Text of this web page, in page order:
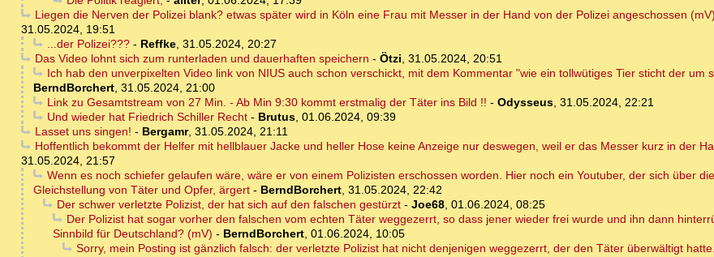
Liegen die Nerven der Polizei blank? etwas später wird in Köln eine Frau mit Messer in der Hand von der Polizei angeschossen (mV)
31.05.2024, 19:51
...der Polizei???- Reffke, 31.05.2024, 20:27
Das Video lohnt sich zum runterladen und dauerhaften speichern - Ötzi, 31.05.2024, 20:51
Ich hab den unverpixelten Video link von NIUS auch schon verschickt, mit dem Kommentar "wie ein tollwütiges Tier sticht der um
BerndBorchert, 31.05.2024, 21:00
Link zu Gesamtstream von 27 Min. - Ab Min 9:30 kommt erstmalig der Täter ins Bild !! - Odysseus, 31.05.2024, 22:21
Und wieder hat Friedrich Schiller Recht- Brutus, 01.06.2024, 09:39
Lasset uns singen! - Bergamr, 31.05.2024, 21:11
Hoffentlich bekommt der Helfer mit hellblauer Jacke und heller Hose keine Anzeige nur deswegen, weil er das Messer kurz in der
31.05.2024, 21:57
Wenn es noch schiefer gelaufen wäre, wäre er von einem Polizisten erschossen worden. Hier noch ein Youtuber, der sich über
Gleichstellung von Täter und Opfer, ärgert - BerndBorchert, 31.05.2024, 22:42
Der schwer verletzte Polizist, der hat sich auf den falschen gestürzt- Joe68, 01.06.2024, 08:25
Der Polizist hat sogar vorher den falschen vom echten Täter weggezerrt, so dass jener wieder frei wurde und ihn dann
Sinnbild für Deutschland? (mV) - BerndBorchert, 01.06.2024, 10:05
Sorry, mein Posting ist gänzlich falsch: der verletzte Polizist hat nicht denjenigen weggezerrt, der den Täter überwältigt